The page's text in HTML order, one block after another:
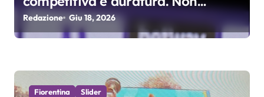
accetterei di arrivare ottavo per 4
anni di fila…”
Redazione Giu 18, 2026
Fiorentina Slider